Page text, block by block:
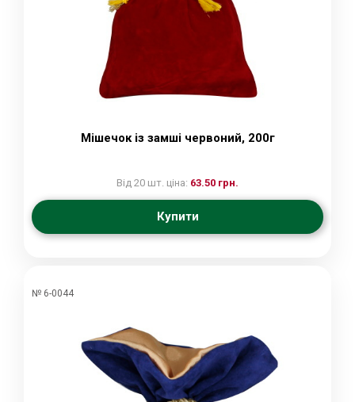
Мішечок із замші червоний, 200г
Від 20 шт. ціна: 63.50 грн.
Купити
№ 6-0044